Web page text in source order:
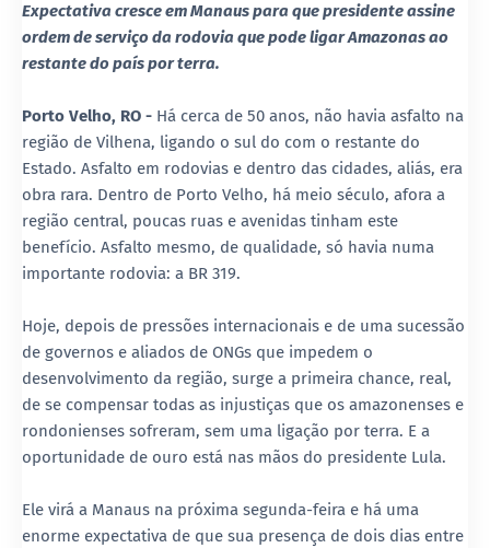
Expectativa cresce em Manaus para que presidente assine
ordem de serviço da rodovia que pode ligar Amazonas ao
restante do país por terra.
Porto Velho, RO - Há cerca de 50 anos, não havia asfalto na
região de Vilhena, ligando o sul do com o restante do
Estado. Asfalto em rodovias e dentro das cidades, aliás, era
obra rara. Dentro de Porto Velho, há meio século, afora a
região central, poucas ruas e avenidas tinham este
benefício. Asfalto mesmo, de qualidade, só havia numa
importante rodovia: a BR 319.
Hoje, depois de pressões internacionais e de uma sucessão
de governos e aliados de ONGs que impedem o
desenvolvimento da região, surge a primeira chance, real,
de se compensar todas as injustiças que os amazonenses e
rondonienses sofreram, sem uma ligação por terra. E a
oportunidade de ouro está nas mãos do presidente Lula.
Ele virá a Manaus na próxima segunda-feira e há uma
enorme expectativa de que sua presença de dois dias entre